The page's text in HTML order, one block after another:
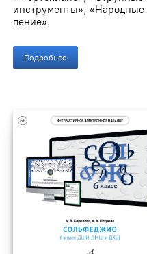
инструменты»,
пение».
Подробнее